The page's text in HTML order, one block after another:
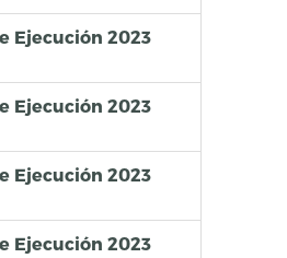
Ejecución 2023
Ejecución 2023
Ejecución 2023
Ejecución 2023